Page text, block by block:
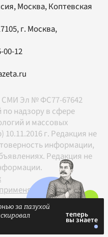
Москва, Коптевская
, г. Москва,
00-12
СМИ Эл № ФС77-67642
надзору в сфере
и массовых
г. Редакция не
информации,
Редакция не
в соответствии с
за пазухой